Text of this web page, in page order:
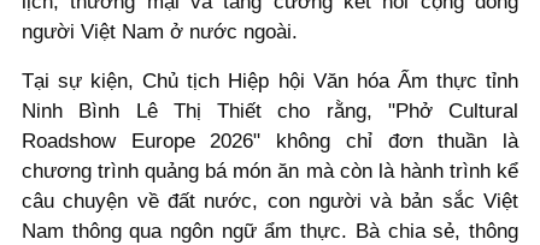
người Việt Nam ở nước ngoài.
Tại sự kiện, Chủ tịch Hiệp hội Văn hóa Ẩm thực tỉnh
Ninh Bình Lê Thị Thiết cho rằng, "Phở Cultural
Roadshow Europe 2026" không chỉ đơn thuần là
chương trình quảng bá món ăn mà còn là hành trình kể
câu chuyện về đất nước, con người và bản sắc Việt
Nam thông qua ngôn ngữ ẩm thực. Bà chia sẻ, thông